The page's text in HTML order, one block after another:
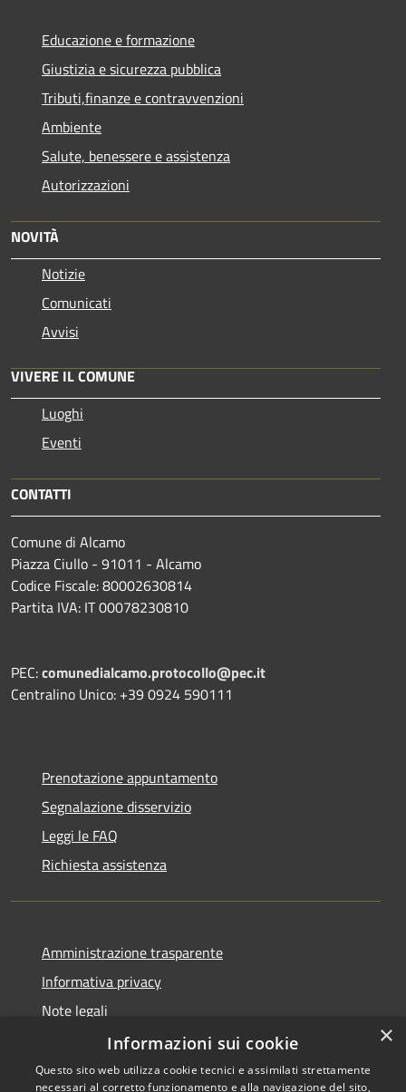
Educazione e formazione
Giustizia e sicurezza pubblica
Tributi,finanze e contravvenzioni
Ambiente
Salute, benessere e assistenza
Autorizzazioni
NOVITÀ
Notizie
Comunicati
Avvisi
VIVERE IL COMUNE
Luoghi
Eventi
CONTATTI
Comune di Alcamo
Piazza Ciullo - 91011 - Alcamo
Codice Fiscale: 80002630814
Partita IVA: IT 00078230810
PEC:comunedialcamo.protocollo@pec.it
Centralino Unico: +39 0924 590111
Prenotazione appuntamento
Segnalazione disservizio
Leggi le FAQ
Richiesta assistenza
Amministrazione trasparente
Informativa privacy
Note legali
Dichiarazione di accessibilità
×
Informazioni sui cookie
Questo sito web utilizza cookie tecnici e assimilati strettamente
necessari al corretto funzionamento e alla navigazione del sito,